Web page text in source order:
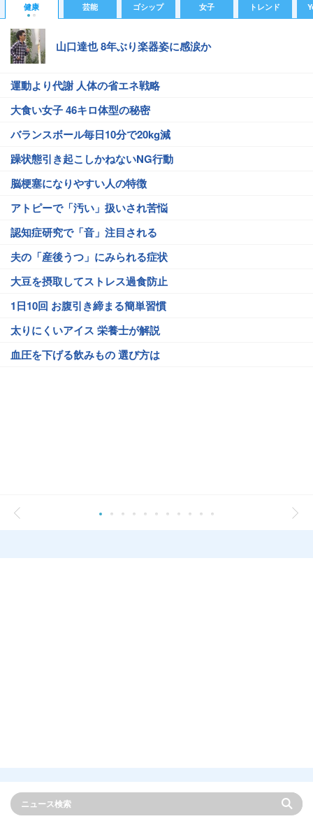
健康 芸能 ゴシップ 女子 トレンド
山口達也 8年ぶり楽器姿に感涙か
運動より代謝 人体の省エネ戦略
大食い女子 46キロ体型の秘密
バランスボール毎日10分で20kg減
躁状態引き起こしかねないNG行動
脳梗塞になりやすい人の特徴
アトピーで「汚い」扱いされ苦悩
認知症研究で「音」注目される
夫の「産後うつ」にみられる症状
大豆を摂取してストレス過食防止
1日10回 お腹引き締まる簡単習慣
太りにくいアイス 栄養士が解説
血圧を下げる飲みもの 選び方は